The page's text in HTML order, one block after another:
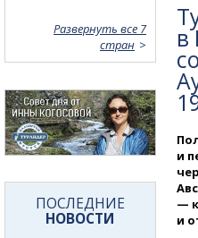
в
и
—
и
Развернуть все 7
стран
ПОСЛЕДНИЕ
НОВОСТИ